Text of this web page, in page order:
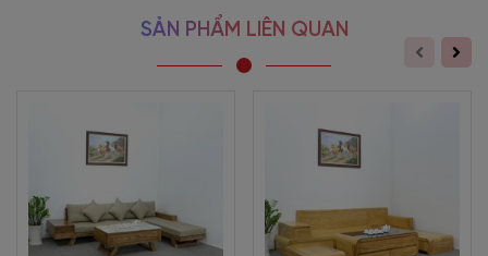
SẢN PHẨM LIÊN QUAN